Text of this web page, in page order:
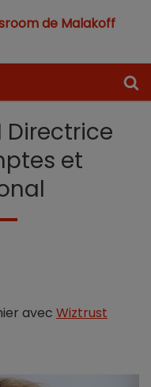
de Malakoff
Directrice
et
avec Wiztrust